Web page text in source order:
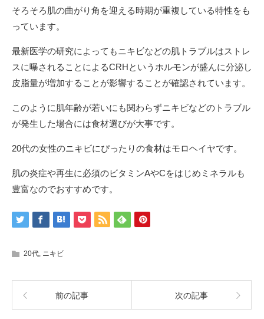
そろそろ肌の曲がり角を迎える時期が重複している特性をも
っています。
最新医学の研究によってもニキビなどの肌トラブルはストレ
スに曝されることによるCRHというホルモンが盛んに分泌し
皮脂量が増加することが影響することが確認されています。
このように肌年齢が若いにも関わらずニキビなどのトラブル
が発生した場合には食材選びが大事です。
20代の女性のニキビにぴったりの食材はモロヘイヤです。
肌の炎症や再生に必須のビタミンAやCをはじめミネラルも
豊富なのでおすすめです。
20代 ニキビ
前の記事 次の記事